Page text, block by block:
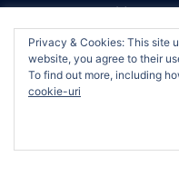
Romane gotice (1)
Romane inspirate de
Romane istorice (1)
Romane SF (2)
We use cookies on our
relevant experience by
and repeat visits. By
use of ALL the cookies.
Privacy & Cookies: This site
website, you agree to their
To find out more, including
cookie-uri